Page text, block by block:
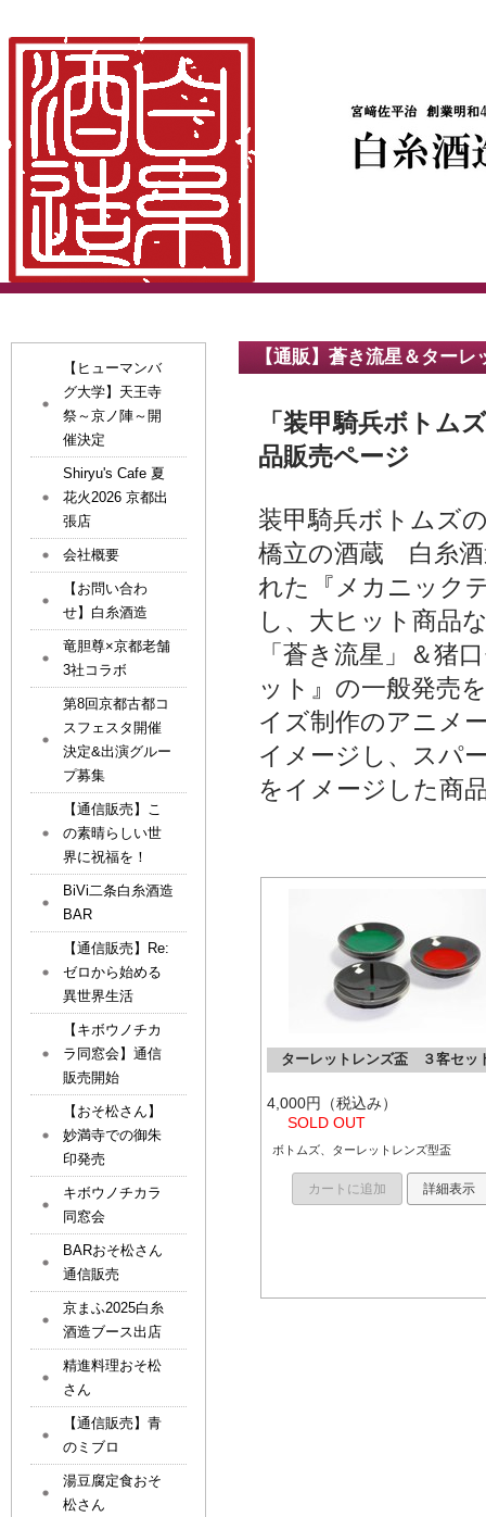
【通販】蒼き流星＆ター
「装甲騎兵ボトム
品販売ページ
装甲騎兵ボトムズ
橋立の酒蔵 白糸酒
れた『メカニック
し、大ヒット商品
「蒼き流星」＆
ット』の一般発売
イズ制作のアニメ
イメージし、スパ
をイメージした商
ターレットレンズ盃 ３客セッ
4,000円（税込み）
SOLD OUT
ボトムズ、ターレットレンズ型盃
カートに追加 詳細表示
【ヒューマンバ
グ大学】天王寺
祭～京ノ陣～開
催決定
Shiryu's Cafe 夏
花火2026 京都出
張店
会社概要
【お問い合わ
せ】白糸酒造
竜胆尊×京都老舗
3社コラボ
第8回京都古都コ
スフェスタ開催
決定&出演グルー
プ募集
【通信販売】こ
の素晴らしい世
界に祝福を！
BiVi二条白糸酒造
BAR
【通信販売】Re:
ゼロから始める
異世界生活
【キボウノチカ
ラ同窓会】通信
販売開始
【おそ松さん】
妙満寺での御朱
印発売
キボウノチカラ
同窓会
BARおそ松さん
通信販売
京まふ2025白糸
酒造ブース出店
精進料理おそ松
さん
【通信販売】青
のミブロ
湯豆腐定食おそ
松さん